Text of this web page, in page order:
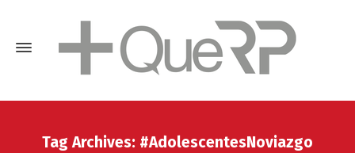
Tag Archives: #AdolescentesNoviazgo